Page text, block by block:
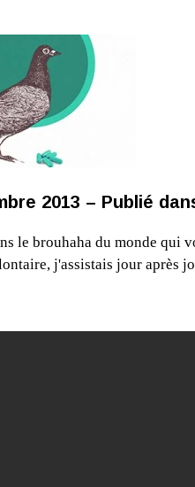
2013 – Publié
le brouhaha du monde qui
j'assistais jour